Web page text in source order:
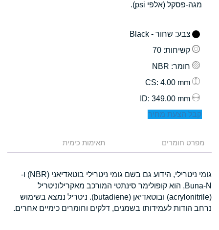
מגה-פסקל (אלפי psi).
צבע: שחור - Black
קשיחות: 70
חומר: NBR
: 4.00 mm
: 349.00 mm
קבל הצעת מחיר
מפרט חומרים תאימות כימית
גומי ניטרילי, הידוע גם בשם גומי ניטרילי בוטאדיאני (NBR) ו-
Buna-N, הוא קופולימר סינתטי המורכב מאקרילוניטריל
(acrylonitrile) ובוטאדיאן (butadiene). ניטריל נמצא בשימוש
נרחב הודות לעמידותו בשמנים, דלקים וחומרים כימיים אחרים.